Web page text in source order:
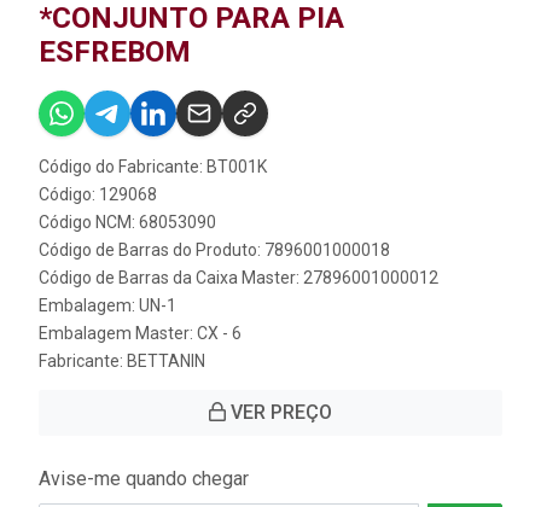
*CONJUNTO PARA PIA
ESFREBOM
Código do Fabricante: BT001K
Código: 129068
Código NCM: 68053090
Código de Barras do Produto: 7896001000018
Código de Barras da Caixa Master: 27896001000012
Embalagem: UN-1
Embalagem Master: CX - 6
Fabricante: BETTANIN
VER PREÇO
Avise-me quando chegar